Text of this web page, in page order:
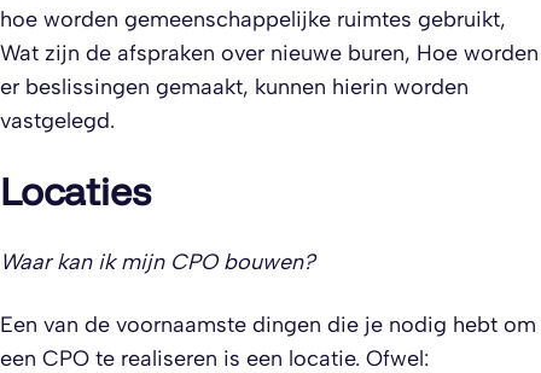
hoe worden gemeenschappelijke ruimtes gebruikt,
Wat zijn de afspraken over nieuwe buren, Hoe worden
er beslissingen gemaakt, kunnen hierin worden
vastgelegd.
Locaties
Waar kan ik mijn CPO bouwen?
Een van de voornaamste dingen die je nodig hebt om
een CPO te realiseren is een locatie. Ofwel: